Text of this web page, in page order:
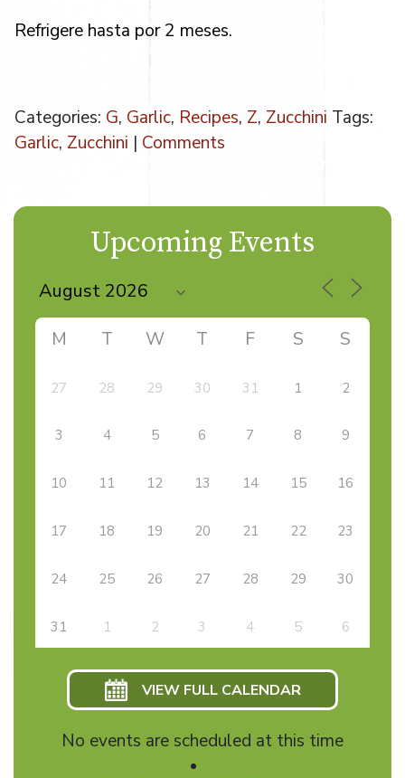
Refrigere hasta por 2 meses.
Categories: G, Garlic, Recipes, Z, Zucchini Tags:
Garlic, Zucchini | Comments
Upcoming Events
M T W T F S S
27 28 29 30 31 1 2
3 4 5 6 7 8 9
10 11 12 13 14 15 16
17 18 19 20 21 22 23
24 25 26 27 28 29 30
31 1 2 3 4 5 6
VIEW FULL CALENDAR
No events are scheduled at this time